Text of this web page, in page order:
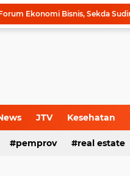
JTV Kesehatan
pemprov real estate